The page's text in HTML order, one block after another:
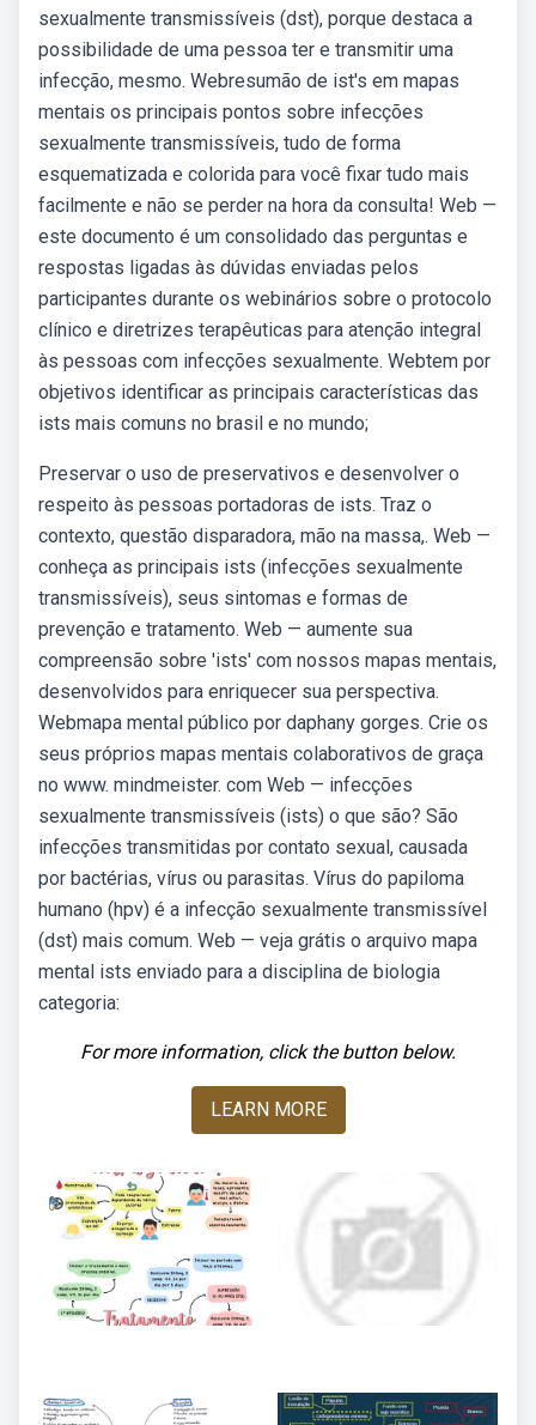
sexualmente transmissíveis (dst), porque destaca a
possibilidade de uma pessoa ter e transmitir uma
infecção, mesmo. Webresumão de ist's em mapas
mentais os principais pontos sobre infecções
sexualmente transmissíveis, tudo de forma
esquematizada e colorida para você fixar tudo mais
facilmente e não se perder na hora da consulta! Web —
este documento é um consolidado das perguntas e
respostas ligadas às dúvidas enviadas pelos
participantes durante os webinários sobre o protocolo
clínico e diretrizes terapêuticas para atenção integral
às pessoas com infecções sexualmente. Webtem por
objetivos identificar as principais características das
ists mais comuns no brasil e no mundo;
Preservar o uso de preservativos e desenvolver o
respeito às pessoas portadoras de ists. Traz o
contexto, questão disparadora, mão na massa,. Web —
conheça as principais ists (infecções sexualmente
transmissíveis), seus sintomas e formas de
prevenção e tratamento. Web — aumente sua
compreensão sobre 'ists' com nossos mapas mentais,
desenvolvidos para enriquecer sua perspectiva.
Webmapa mental público por daphany gorges. Crie os
seus próprios mapas mentais colaborativos de graça
no www. mindmeister. com Web — infecções
sexualmente transmissíveis (ists) o que são? São
infecções transmitidas por contato sexual, causada
por bactérias, vírus ou parasitas. Vírus do papiloma
humano (hpv) é a infecção sexualmente transmissível
(dst) mais comum. Web — veja grátis o arquivo mapa
mental ists enviado para a disciplina de biologia
categoria:
For more information, click the button below.
LEARN MORE